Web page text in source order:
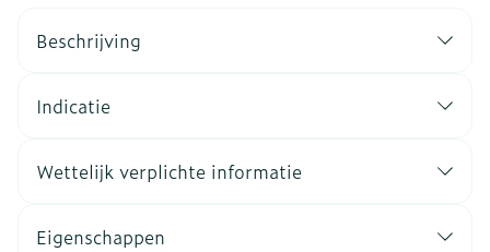
Beschrijving
Indicatie
Wettelijk verplichte informatie
Eigenschappen